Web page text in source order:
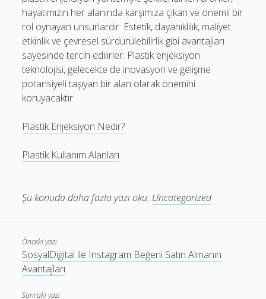
hayatımızın her alanında karşımıza çıkan ve önemli bir
rol oynayan unsurlardır. Estetik, dayanıklılık, maliyet
etkinlik ve çevresel sürdürülebilirlik gibi avantajları
sayesinde tercih edilirler. Plastik enjeksiyon
teknolojisi, gelecekte de inovasyon ve gelişme
potansiyeli taşıyan bir alan olarak önemini
koruyacaktır.
Plastik Enjeksiyon Nedir?
Plastik Kullanım Alanları
Şu konuda daha fazla yazı oku: Uncategorized
Önceki yazı
SosyalDigital ile Instagram Beğeni Satın Almanın
Avantajları
Sonraki yazı